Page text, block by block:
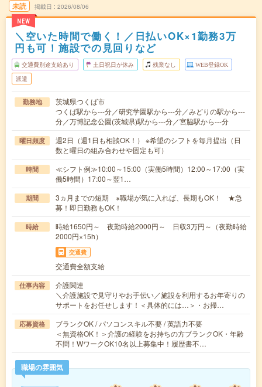
未読
NEW
掲載日 2026/08/06
＼空いた時間で働く！／日払いOK×1勤務3万
円も可！施設での見回りなど
交通費別途支給あり 土日祝日が休み 残業なし WEB登録OK
派遣
勤務地
茨城県つくば市
つくば駅から---分／研究学園駅から---分／みどりの駅から---
分／万博記念公園(茨城県)駅から---分／宮脇駅から---分
曜日頻度
週2日（週1日も相談OK！） ※希望のシフトを毎月提出（日
数と曜日の組み合わせや固定も可）
時間
≪シフト例≫10:00～15:00（実働5時間）12:00～17:00（実
働5時間）17:00～翌1…
期間
3ヵ月までの短期 ※職場が気に入れば、長期もOK！ ★急
募！即日勤務もOK！
時給
時給1650円～ 夜勤時給2000円～ 日収3万円～（夜勤時給
2000円×15h）
交通費
交通費全額支給
仕事内容
介護関連
＼介護施設で見守りやお手伝い／施設を利用するお年寄りの
サポートをお任せします！＜具体的には…＞・お掃…
応募資格
ブランクOK / パソコンスキル不要 / 英語力不要
＜無資格OK！＞介護の経験をお持ちの方ブランクOK・年齢
不問！WワークOK10名以上募集中！履歴書不…
職場の雰囲気